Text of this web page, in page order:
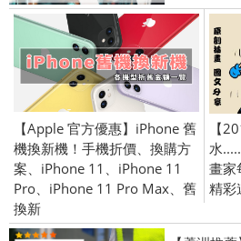
【Apple 官方優惠】iPhone 舊
機換新機！手機折價、換購方
案、iPhone 11、iPhone 11
Pro、iPhone 11 Pro Max、舊
換新
【
水
畫家
精彩